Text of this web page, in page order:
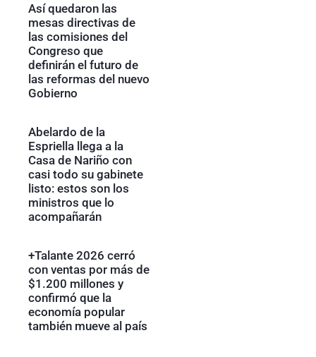
Así quedaron las
mesas directivas de
las comisiones del
Congreso que
definirán el futuro de
las reformas del nuevo
Gobierno
Abelardo de la
Espriella llega a la
Casa de Nariño con
casi todo su gabinete
listo: estos son los
ministros que lo
acompañarán
+Talante 2026 cerró
con ventas por más de
$1.200 millones y
confirmó que la
economía popular
también mueve al país